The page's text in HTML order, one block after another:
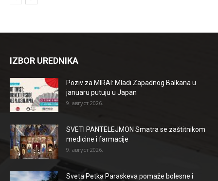
IZBOR UREDNIKA
Poziv za MIRAI: Mladi Zapadnog Balkana u
januaru putuju u Japan
9. август 2026.
SVETI PANTELEJMON Smatra se zaštitnikom
medicine i farmacije
9. август 2026.
Sveta Petka Paraskeva pomaže bolesne i